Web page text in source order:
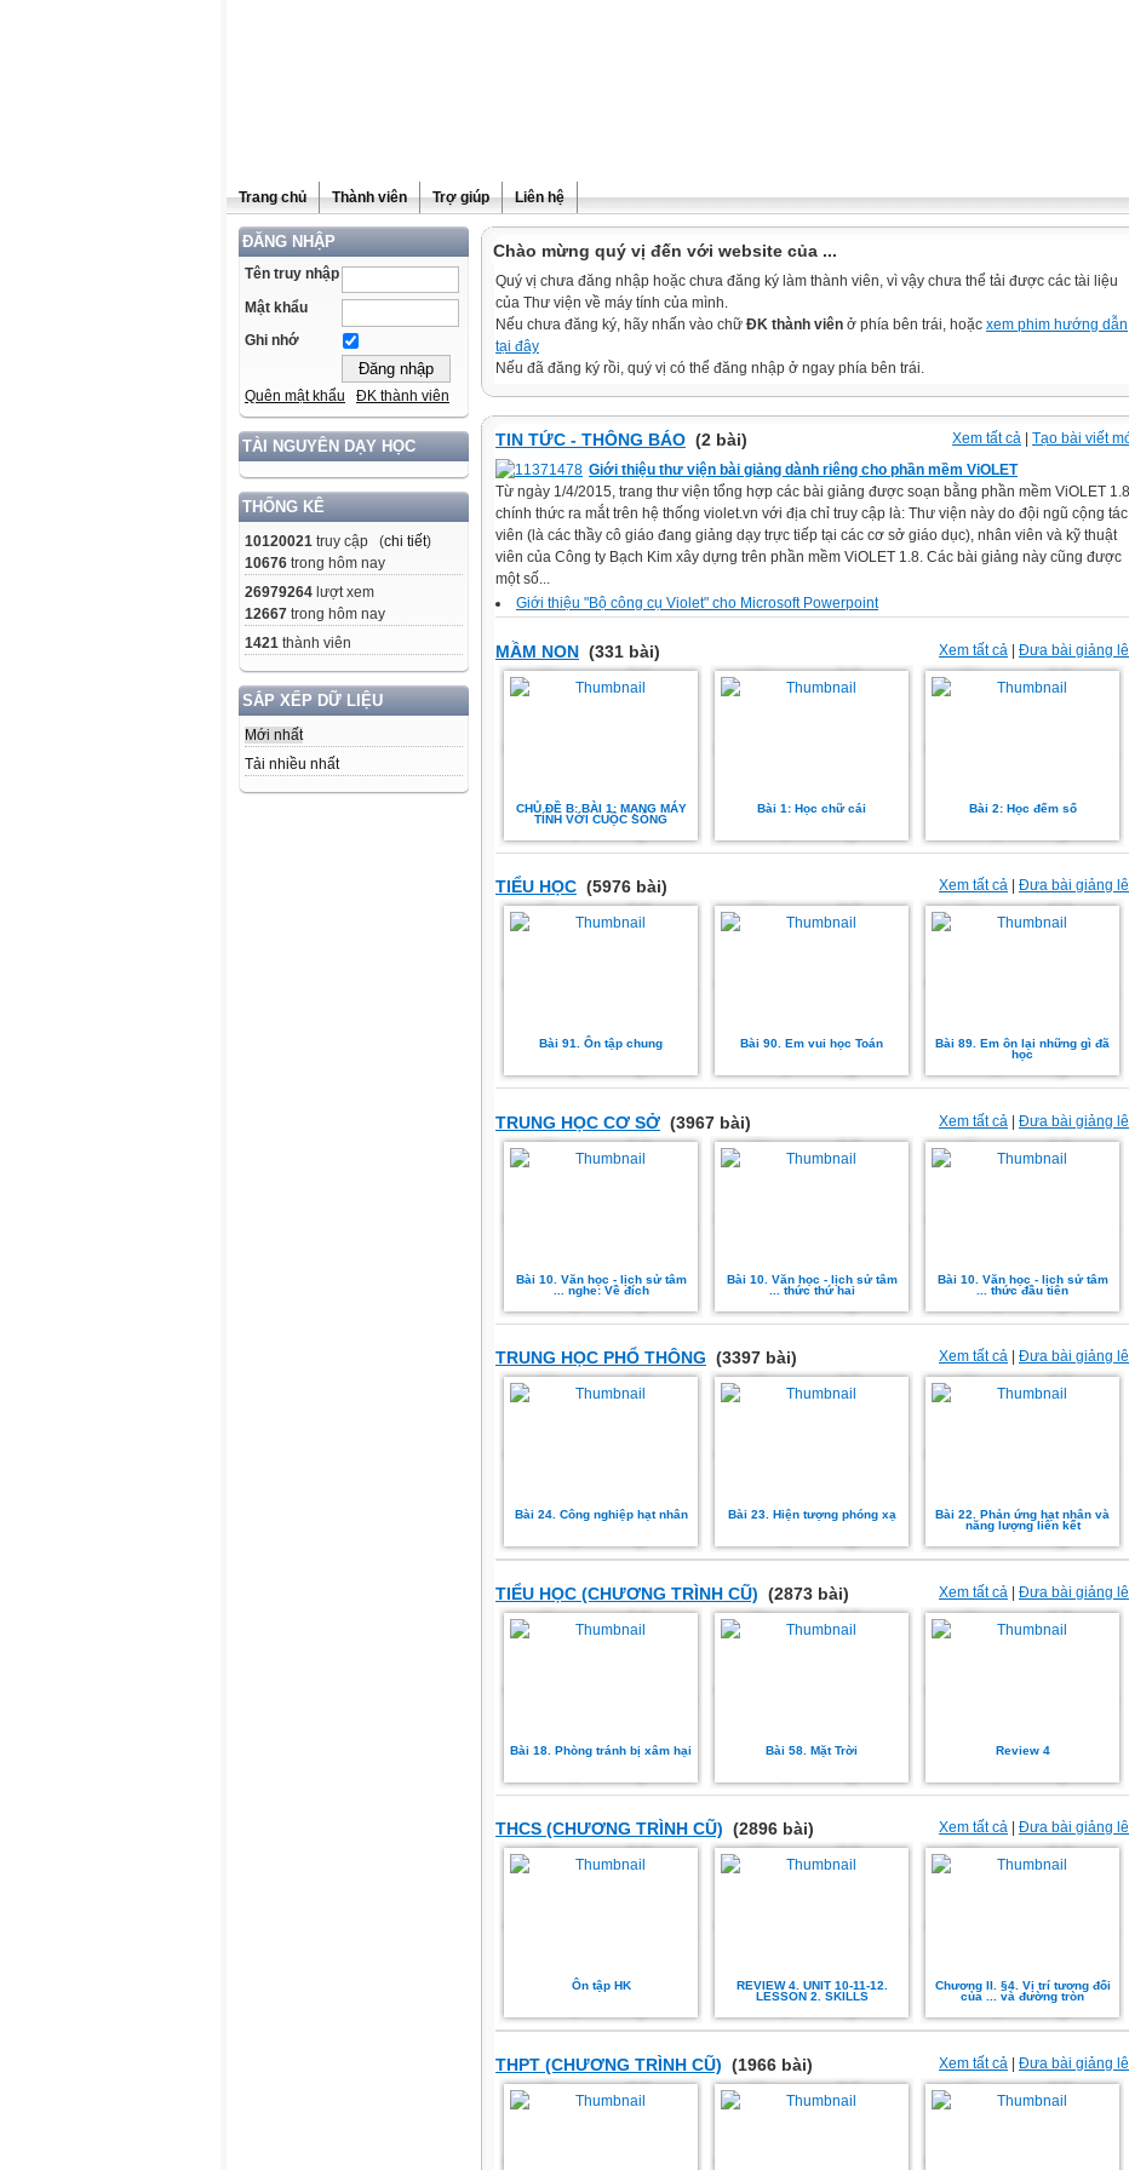
Trang chủ Thành viên Trợ giúp Liên hệ
ĐĂNG NHẬP
Tên truy nhập
Mật khẩu
Ghi nhớ
Quên mật khẩu ĐK thành viên
TÀI NGUYÊN DẠY HỌC
THỐNG KÊ
10120021 truy cập (chi tiết)
10676 trong hôm nay
26979264 lượt xem
12667 trong hôm nay
1421 thành viên
SẮP XẾP DỮ LIỆU
Mới nhất
Tải nhiều nhất
Chào mừng quý vị đến với website của ...
Quý vị chưa đăng nhập hoặc chưa đăng ký làm thành viên, vì vậy chưa thể tải được các tài liệu
của Thư viện về máy tính của mình.
Nếu chưa đăng ký, hãy nhấn vào chữ ĐK thành viên ở phía bên trái, hoặc xem phim hướng dẫn
tại đây
Nếu đã đăng ký rồi, quý vị có thể đăng nhập ở ngay phía bên trái.
Xem tất cả Tạo bài viết
TIN TỨC - THÔNG BÁO (2 bài)
Giới thiệu thư viện bài giảng dành riêng cho phần mềm ViOLET
Từ ngày 1/4/2015, trang thư viện tổng hợp các bài giảng được soạn bằng phần mềm ViOLET 1.8
chính thức ra mắt trên hệ thống violet.vn với địa chỉ truy cập là: Thư viện này do đội ngũ cộng tác
viên (là các thầy cô giáo đang giảng dạy trực tiếp tại các cơ sở giáo dục), nhân viên và kỹ thuật
viên của Công ty Bạch Kim xây dựng trên phần mềm ViOLET 1.8. Các bài giảng này cũng được
một số...
Giới thiệu "Bộ công cụ Violet" cho Microsoft Powerpoint
Xem tất cả | Đưa bài giảng
MẦM NON (331 bài)
CHỦ ĐỀ B: BÀI 1: MẠNG MÁY
TÍNH VỚI CUỘC SỐNG
Bài 1: Học chữ cái Bài 2: Học đếm số
Xem tất cả Đưa bài giảng
TIỂU HỌC (5976 bài)
Bài 91. Ôn tập chung Bài 90. Em vui học Toán
Bài 89. Em ôn lại những gì đã
học
Xem tất cả | Đưa bài giảng
TRUNG HỌC CƠ SỞ (3967 bài)
Bài 10. Văn học - lịch sử tâm
... nghe: Về đích
Bài 10. Văn học - lịch sử tâm
... thức thứ hai
Bài 10. Văn học - lịch sử tâm
... thức đầu tiên
Xem tất cả Đưa bài giảng
TRUNG HỌC PHỔ THÔNG (3397 bài)
Bài 24. Công nghiệp hạt nhân Bài 23. Hiện tượng phóng xạ
Bài 22. Phản ứng hạt nhân và
năng lượng liên kết
Xem tất cả | Đưa bài giảng
TIỂU HỌC (CHƯƠNG TRÌNH CŨ) (2873 bài)
Bài 18. Phòng tránh bị xâm hại Bài 58. Mặt Trời Review 4
Xem tất cả Đưa bài giảng
THCS (CHƯƠNG TRÌNH CŨ) (2896 bài)
Ôn tập HK
REVIEW 4. UNIT 10-11-12.
LESSON 2. SKILLS
Chương II. §4. Vị trí tương đối
của ... và đường tròn
Xem tất cả Đưa bài giảng
THPT (CHƯƠNG TRÌNH CŨ) (1966 bài)